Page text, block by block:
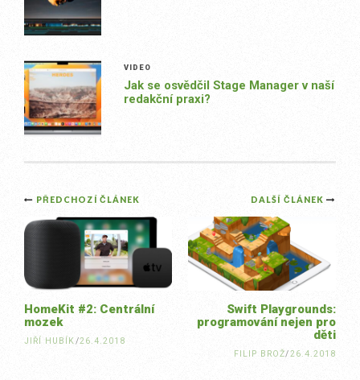
VIDEO
Jak se osvědčil Stage Manager v naší
redakční praxi?
Post
navigation
DALŠÍ ČLÁNEK
Swift Playgrounds:
programování nejen pro
děti
FILIP BROŽ/26.4.2018
PŘEDCHOZÍ ČLÁNEK
HomeKit #2: Centrální
mozek
JIŘÍ HUBÍK/26.4.2018